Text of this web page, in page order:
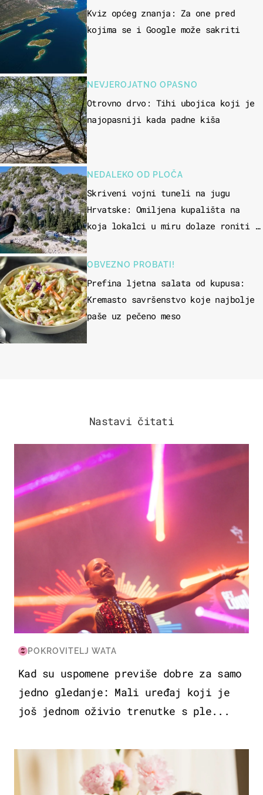
Kviz općeg znanja: Za one pred
kojima se i Google može sakriti
NEVJEROJATNO OPASNO
Otrovno drvo: Tihi ubojica koji je
najopasniji kada padne kiša
NEDALEKO OD PLOČA
Skriveni vojni tuneli na jugu
Hrvatske: Omiljena kupališta na
koja lokalci u miru dolaze roniti i
OBVEZNO PROBATI!
Prefina ljetna salata od kupusa:
Kremasto savršenstvo koje najbolje
paše uz pečeno meso
Nastavi čitati
KULTURA & ZABAVA
POKROVITELJ WATA
Kad su uspomene previše dobre za samo
jedno gledanje: Mali uređaj koji je
još jednom oživio trenutke s ple...
MODA & LJEPOTA